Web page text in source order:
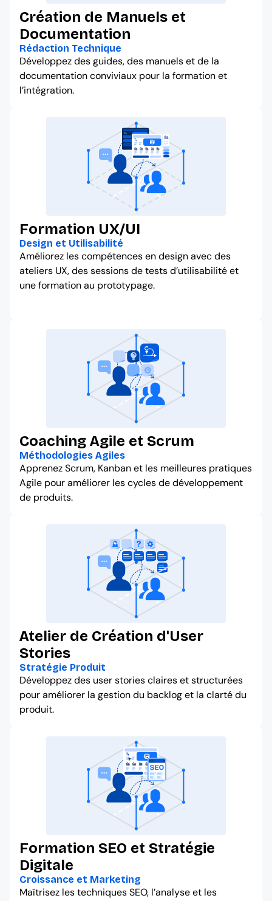
Création de Manuels et
Documentation
Rédaction Technique
Développez des guides, des manuels et de la
documentation conviviaux pour la formation et
l’intégration.
Formation UX/UI
Design et Utilisabilité
Améliorez les compétences en design avec des
ateliers UX, des sessions de tests d’utilisabilité et
une formation au prototypage.
Coaching Agile et Scrum
Méthodologies Agiles
Apprenez Scrum, Kanban et les meilleures pratiques
Agile pour améliorer les cycles de développement
de produits.
Atelier de Création d'User
Stories
Stratégie Produit
Développez des user stories claires et structurées
pour améliorer la gestion du backlog et la clarté du
produit.
Formation SEO et Stratégie
Digitale
Croissance et Marketing
Maîtrisez les techniques SEO, l’analyse et les